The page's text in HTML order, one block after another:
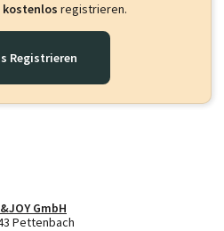
kostenlos registrieren.
Registrieren
GmbH
Pettenbach